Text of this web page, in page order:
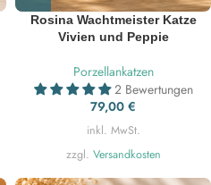
Rosina Wachtmeister Katze
Vivien und Peppie
Porzellankatzen
2 Bewertungen
79,00 €
inkl. MwSt.
zzgl. Versandkosten